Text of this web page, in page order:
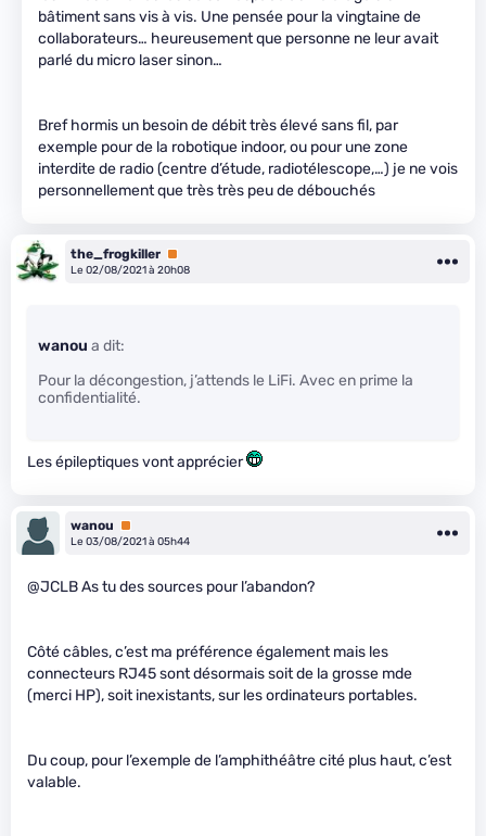
bâtiment sans vis à vis. Une pensée pour la vingtaine de
collaborateurs… heureusement que personne ne leur avait
parlé du micro laser sinon…
Bref hormis un besoin de débit très élevé sans fil, par
exemple pour de la robotique indoor, ou pour une zone
interdite de radio (centre d’étude, radiotélescope,…) je ne vois
personnellement que très très peu de débouchés
the_frogkiller Premium
Le 02/08/2021 à 20h08
wanou a dit:
Pour la décongestion, j’attends le LiFi. Avec en prime la
confidentialité.
Les épileptiques vont apprécier
wanou
Premium
Le 03/08/2021 à 05h44
@JCLB As tu des sources pour l’abandon?
Côté câbles, c’est ma préférence également mais les
connecteurs RJ45 sont désormais soit de la grosse mde
(merci HP), soit inexistants, sur les ordinateurs portables.
Du coup, pour l’exemple de l’amphithéâtre cité plus haut, c’est
valable.